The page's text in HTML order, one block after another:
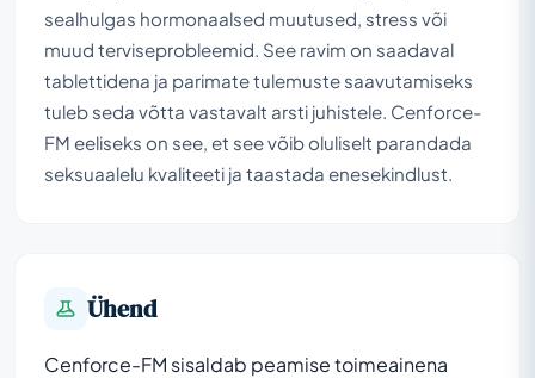
sealhulgas hormonaalsed muutused, stress või
muud terviseprobleemid. See ravim on saadaval
tablettidena ja parimate tulemuste saavutamiseks
tuleb seda võtta vastavalt arsti juhistele. Cenforce-
FM eeliseks on see, et see võib oluliselt parandada
seksuaalelu kvaliteeti ja taastada enesekindlust.
Ühend
Cenforce-FM sisaldab peamise toimeainena